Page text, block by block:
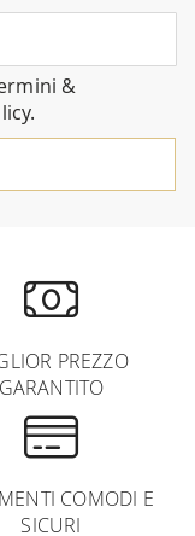
&
.
PREZZO
GARANTITO
COMODI E
SICURI